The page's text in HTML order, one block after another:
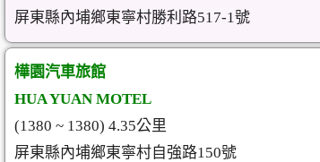
屏東縣內埔鄉東寧村勝利路517-1號
樺園汽車旅館
HUA YUAN MOTEL
(1380 ~ 1380) 4.35公里
屏東縣內埔鄉東寧村自強路150號